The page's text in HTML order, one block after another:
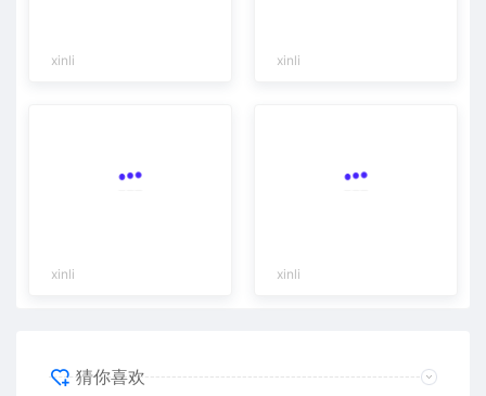
xinli xinli
xinli xinli
猜你喜欢